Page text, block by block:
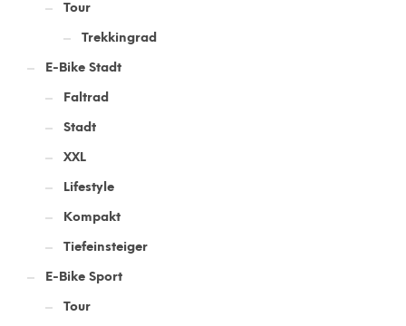
Tour
Trekkingrad
E-Bike Stadt
Faltrad
Stadt
XXL
Lifestyle
Kompakt
Tiefeinsteiger
E-Bike Sport
Tour